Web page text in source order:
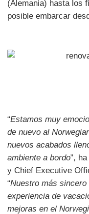
(Alemania) hasta los
posible embarcar
“Estamos muy
de nuevo al
nuevos acabados
ambiente a bordo”,
y Chief Executive
“Nuestro más
experiencia de
mejoras en el